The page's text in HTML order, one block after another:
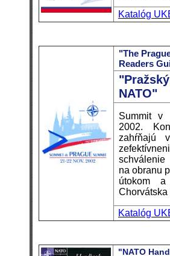
Katalóg
"The
Readers
NATO"
Summit v
2002.
zahŕňajú
na obranu
útokom
Katalóg
"NATO